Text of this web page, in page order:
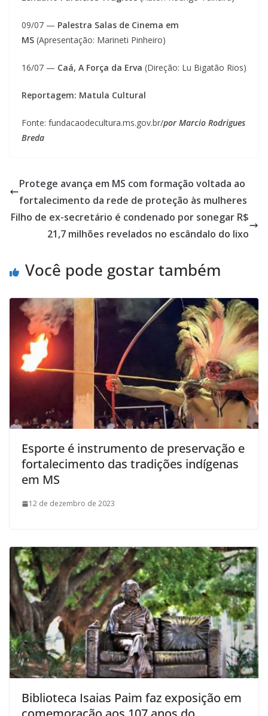
09/07 — Palestra Salas de Cinema em
MS (Apresentação: Marineti Pinheiro)
16/07 — Caá, A Força da Erva (Direção: Lu Bigatão Rios)
Reportagem: Matula Cultural
Fonte: fundacaodecultura.ms.gov.br/por Marcio Rodrigues
Breda
Protege avança em MS com formação voltada ao
fortalecimento da rede de proteção às mulheres
Filho de ex-secretário é condenado por sonegar R$
21,7 milhões revelados no escândalo do lixo
Você pode gostar também
Esporte é instrumento de preservação e
fortalecimento das tradições indígenas
em MS
12 de dezembro de 2023
Biblioteca Isaias Paim faz exposição em